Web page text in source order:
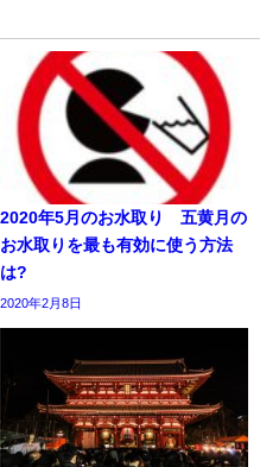
2020年5月のお水取り 五黄月の
お水取りを最も有効に使う方法
は?
2020年2月8日